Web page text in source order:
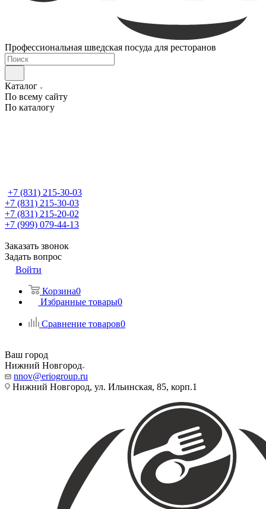
Профессиональная шведская посуда для ресторанов
Каталог
По всему сайту
По каталогу
+7 (831) 215-30-03
+7 (831) 215-30-03
+7 (831) 215-20-02
+7 (999) 079-44-13
Заказать звонок
Задать вопрос
Войти
Корзина0
Избранные товары0
Сравнение товаров0
Ваш город
Нижний Новгород
nnov@eriogroup.ru
Нижний Новгород, ул. Ильинская, 85, корп.1